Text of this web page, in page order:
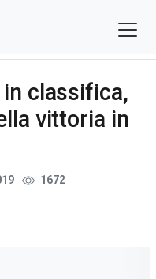
classifica,
vittoria in
1672